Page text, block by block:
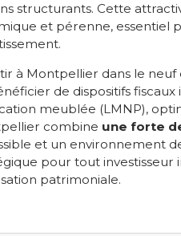
structurants. Cette
et pérenne, essentiel
à Montpellier dans le
de dispositifs
meublée (LMNP),
combine une forte
et un environnement
pour tout
patrimoniale.